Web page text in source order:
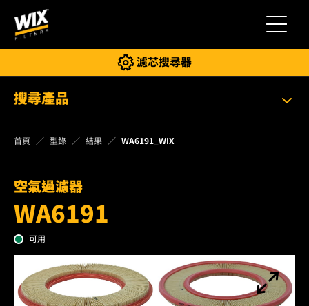
切換導航
濾芯搜尋器
搜尋產品
首頁 型錄 結果 WA6191_WIX
空氣過濾器
WA6191
可用